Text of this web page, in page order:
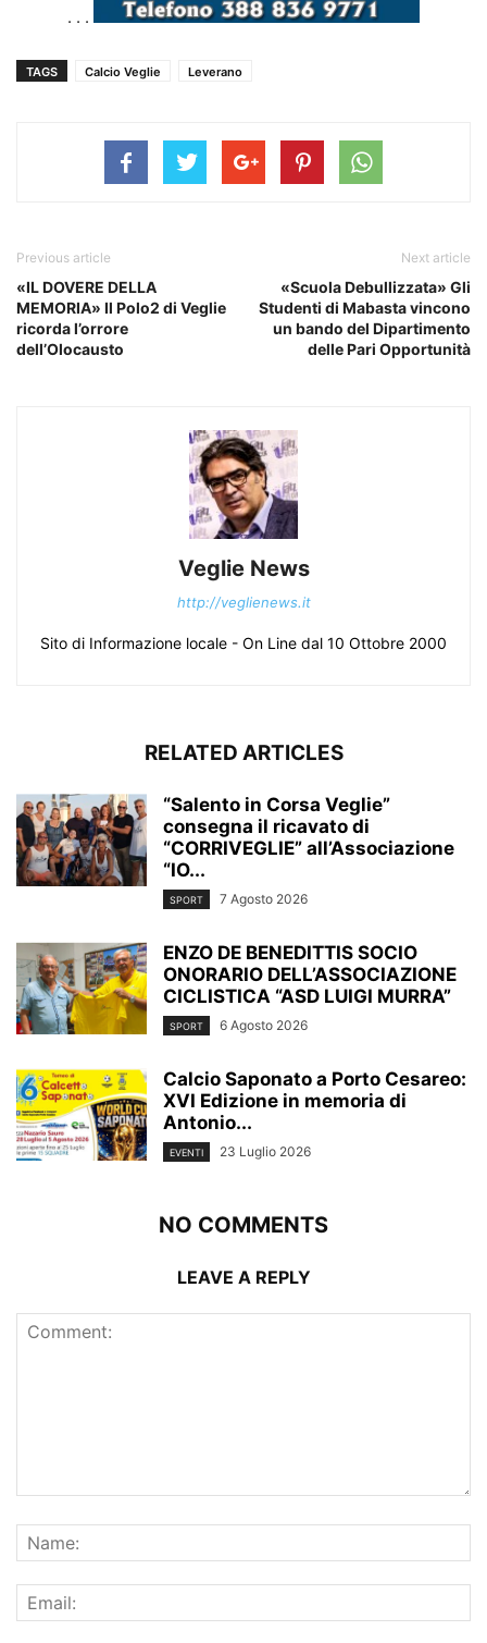
. . .
TAGS Calcio Veglie Leverano
Previous article
«IL DOVERE DELLA
MEMORIA» Il Polo2 di Veglie
ricorda l’orrore
dell’Olocausto
Next article
«Scuola Debullizzata» Gli
Studenti di Mabasta vincono
un bando del Dipartimento
delle Pari Opportunità
Veglie News
http://veglienews.it
Sito di Informazione locale - On Line dal 10 Ottobre 2000
RELATED ARTICLES
“Salento in Corsa Veglie”
consegna il ricavato di
“CORRIVEGLIE” all’Associazione
“IO...
SPORT 7 Agosto 2026
ENZO DE BENEDITTIS SOCIO
ONORARIO DELL’ASSOCIAZIONE
CICLISTICA “ASD LUIGI MURRA”
SPORT 6 Agosto 2026
Calcio Saponato a Porto Cesareo:
XVI Edizione in memoria di
Antonio...
EVENTI 23 Luglio 2026
NO COMMENTS
LEAVE A REPLY